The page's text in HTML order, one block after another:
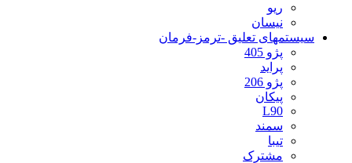
ریو
نیسان
سیستمهای تعلیق -ترمز-فرمان
پژو 405
پراید
پژو 206
پیکان
L90
سمند
تیبا
مشترک